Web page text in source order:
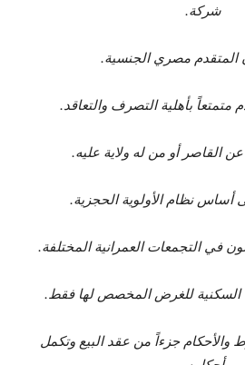
شركة.
والأحكام جزءاً من عقد البيع وتكمل